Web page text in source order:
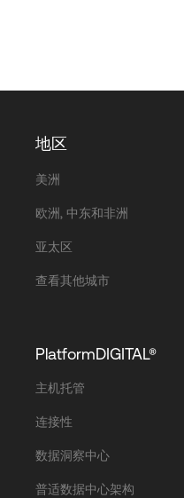
地区
美洲
欧洲, 中东和非洲
亚太区
查看其他城市
PlatformDIGITAL®
主机托管
连接性
数据洞察中心
普适数据中心架构